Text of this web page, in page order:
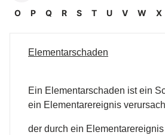
O P Q R S T U V W X
Elementarschaden
Ein Elementarschaden ist ein
ein Elementarereignis
der durch ein